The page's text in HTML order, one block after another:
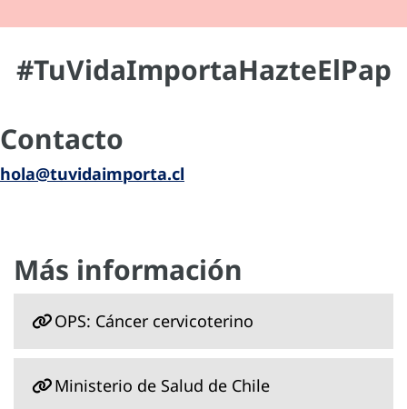
#TuVidaImportaHazteElPap
Contacto
hola@tuvidaimporta.cl
Más información
OPS: Cáncer cervicoterino
Ministerio de Salud de Chile